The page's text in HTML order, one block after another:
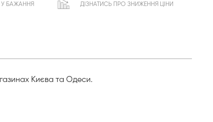
У БАЖАННЯ ДІЗНАТИСЬ ПРО ЗНИЖЕННЯ ЦІНИ
Києва та Одеси.